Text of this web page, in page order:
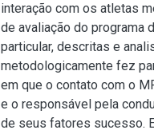
interação com os atletas
de avaliação do programa
particular, descritas e
metodologicamente fez
em que o contato com o
e o responsável pela
de seus fatores sucesso.